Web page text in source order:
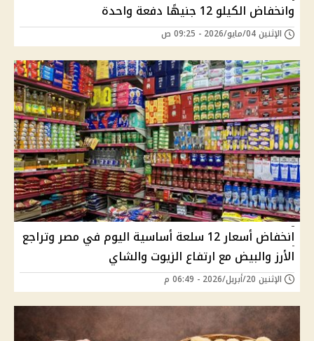
وانخفاض الكيلو 12 جنيهًا دفعة واحدة
الإثنين 04/مايو/2026 - 09:25 ص
انخفاض أسعار 12 سلعة أساسية اليوم في مصر وتراجع
الأرز والبيض مع ارتفاع الزيوت والشاي
الإثنين 20/أبريل/2026 - 06:49 م